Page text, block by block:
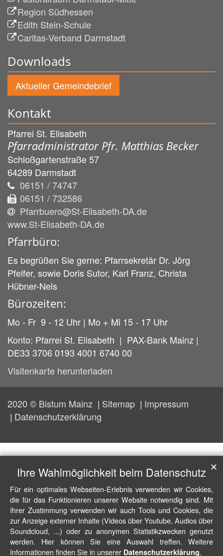
Region Südhessen
Edith Stein-Schule
Caritas-Verband Darmstadt
Downloads
Aktueller Gemeindebrief
Kontakt
Pfarrei St. Elisabeth
Pfarradministrator Pfr. Matthias Becker
Schloßgartenstraße 57
64289 Darmstadt
06151 / 74747
06151 / 732586
Pfarrbuero@St-Elisabeth-DA.de
www.St-Elisabeth-DA.de
Pfarrbüro:
Es begrüßen Sie gerne: Pfarrsekretär Dr. Jörg
Pfeifer, sowie Doris Sutor, Karl Franz, Christa
Hübner-Nels
Bürozeiten:
Mo - Fr 9 - 12 Uhr | Mo + Mi 15 - 17 Uhr
Konto: Pfarrei St. Elisabeth | PAX-Bank Mainz |
DE33 3706 0193 4001 6740 00
Visitenkarte herunterladen
2020 © Bistum Mainz Sitemap
Impressum
Datenschutzerklärung
Ihre Wahlmöglichkeit beim Datenschutz
Für ein optimales Webseiten-Erlebnis verwenden wir Cookies,
die für das Funktionieren unserer Website notwendig sind. Mit
Ihrer Zustimmung verwenden wir auch Tools und Cookies, die
zur Anzeige externer Inhalte (Videos über Youtube, Audios über
Soundcloud, ...) oder zu anonymen Statistikzwecken genutzt
werden. Hier können Sie eine Auswahl treffen. Weitere
Informationen finden Sie in unserer Datenschutzerklärung.
✕